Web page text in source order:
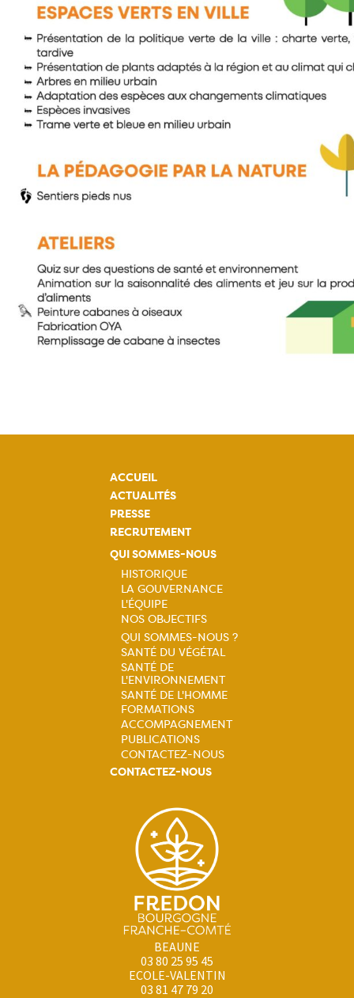
ACCUEIL
ACTUALITÉS
PRESSE
RECRUTEMENT
QUI SOMMES-NOUS
Navigation
principale
HISTORIQUE
LA GOUVERNANCE
L'ÉQUIPE
NOS OBJECTIFS
Navigation
principale
QUI SOMMES-NOUS ?
SANTÉ DU VÉGÉTAL
SANTÉ DE
L'ENVIRONNEMENT
SANTÉ DE L'HOMME
FORMATIONS
ACCOMPAGNEMENT
PUBLICATIONS
CONTACTEZ-NOUS
CONTACTEZ-NOUS
BEAUNE
03 80 25 95 45
ECOLE-VALENTIN
03 81 47 79 20